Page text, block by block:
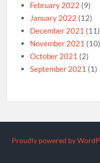
February 2022 (9)
January 2022 (12)
December 2021 (11)
November 2021 (10)
October 2021 (2)
September 2021 (1)
Proudly powered by